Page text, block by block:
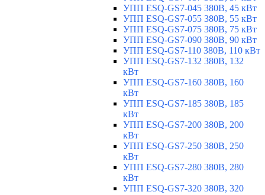
УПП ESQ-GS7-045 380В, 45 кВт
УПП ESQ-GS7-055 380В, 55 кВт
УПП ESQ-GS7-075 380В, 75 кВт
УПП ESQ-GS7-090 380В, 90 кВт
УПП ESQ-GS7-110 380В, 110 кВт
УПП ESQ-GS7-132 380В, 132
кВт
УПП ESQ-GS7-160 380В, 160
кВт
УПП ESQ-GS7-185 380В, 185
кВт
УПП ESQ-GS7-200 380В, 200
кВт
УПП ESQ-GS7-250 380В, 250
кВт
УПП ESQ-GS7-280 380В, 280
кВт
УПП ESQ-GS7-320 380В, 320